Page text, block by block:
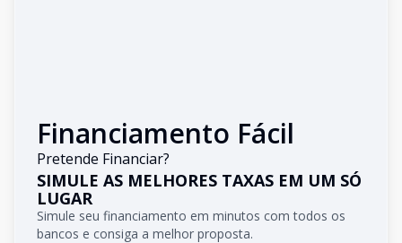
Financiamento Fácil
Pretende Financiar?
SIMULE AS MELHORES TAXAS EM UM SÓ
LUGAR
Simule seu financiamento em minutos com todos os
bancos e consiga a melhor proposta.